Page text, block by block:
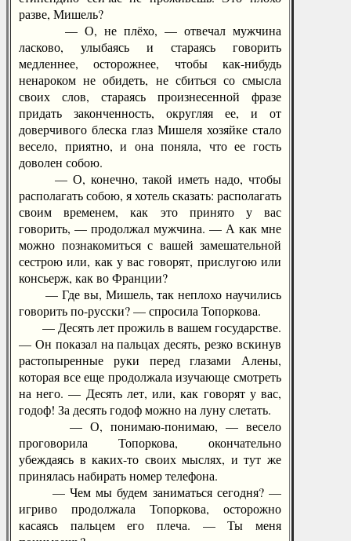
разве, Мишель?
— О, не плёхо, — отвечал мужчина
ласково, улыбаясь и стараясь говорить
медленнее, осторожнее, чтобы как-нибудь
ненароком не обидеть, не сбиться со смысла
своих слов, стараясь произнесенной фразе
придать законченность, округляя ее, и от
доверчивого блеска глаз Мишеля хозяйке стало
весело, приятно, и она поняла, что ее гость
доволен собою.
— О, конечно, такой иметь надо, чтобы
располагать собою, я хотель сказать: располагать
своим временем, как это принято у вас
говорить, — продолжал мужчина. — А как мне
можно познакомиться с вашей замешательной
сестрою или, как у вас говорят, прислугою или
консьерж, как во Франции?
— Где вы, Мишель, так неплохо научились
говорить по-русски? — спросила Топоркова.
— Десять лет прожиль в вашем государстве.
— Он показал на пальцах десять, резко вскинув
растопыренные руки перед глазами Алены,
которая все еще продолжала изучающе смотреть
на него. — Десять лет, или, как говорят у вас,
годоф! За десять годоф можно на луну слетать.
— О, понимаю-понимаю, — весело
проговорила Топоркова, окончательно
убеждаясь в каких-то своих мыслях, и тут же
принялась набирать номер телефона.
— Чем мы будем заниматься сегодня? —
игриво продолжала Топоркова, осторожно
касаясь пальцем его плеча. — Ты меня